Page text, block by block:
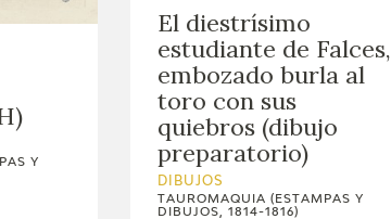
Y
El diestrísimo
estudiante de Falces,
embozado burla al
toro con sus
quiebros (dibujo
preparatorio)
DIBUJOS
TAUROMAQUIA (ESTAMPAS Y
DIBUJOS, 1814-1816)